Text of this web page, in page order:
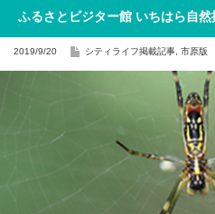
ふるさとビジター館 いちはら自
2019/9/20 シティライフ掲載記事 市原版